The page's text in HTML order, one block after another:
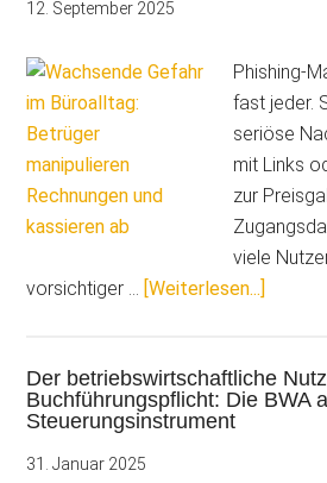
reichen
12. September 2025
Phishing-
fast jeder.
seriöse
mit Links
zur
viele
vorsichtiger … [Weiterlesen...]
Der betriebswirtschaftliche
Buchführungspflicht: Die BWA
Steuerungsinstrument
31. Januar 2025